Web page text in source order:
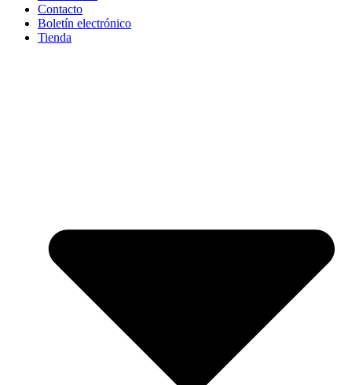
Contacto
Boletín electrónico
Tienda